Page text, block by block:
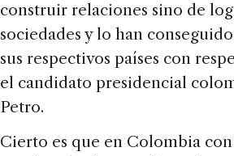
construir relaciones sino de
sociedades y lo han
sus respectivos países con
el candidato presidencial
Petro.
Cierto es que en Colombia